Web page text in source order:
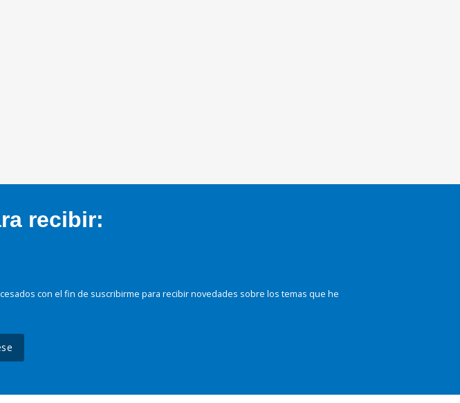
recibir:
con el fin de suscribirme para recibir novedades sobre los temas que he